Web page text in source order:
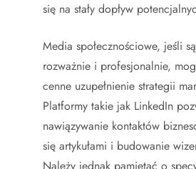
się na stały dopływ
Media społecznościowe, jeśli
rozważnie i profesjonalnie,
cenne uzupełnienie strategii
Platformy takie jak LinkedIn
nawiązywanie kontaktów
się artykułami i budowanie